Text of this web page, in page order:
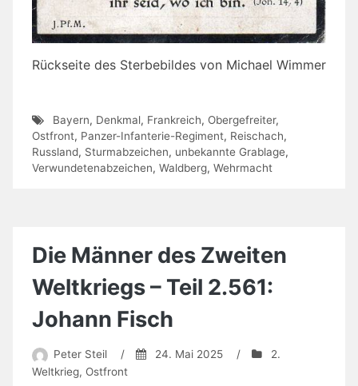
Rückseite des Sterbebildes von Michael Wimmer
Bayern, Denkmal, Frankreich, Obergefreiter,
Ostfront, Panzer-Infanterie-Regiment, Reischach,
Russland, Sturmabzeichen, unbekannte Grablage,
Verwundetenabzeichen, Waldberg, Wehrmacht
Die Männer des Zweiten
Weltkriegs – Teil 2.561:
Johann Fisch
Peter Steil / 24. Mai 2025 /
2.
Weltkrieg, Ostfront